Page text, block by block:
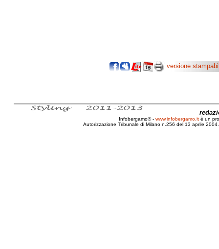
versione
Infobergamo® - www.infobergamo.it è un
Autorizzazione Tribunale di Milano n.256 del 13 aprile